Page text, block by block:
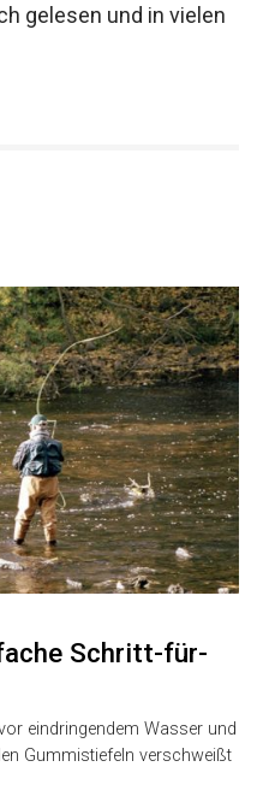
gelesen und in vielen
Schritt-für-
eindringendem Wasser und
Gummistiefeln verschweißt